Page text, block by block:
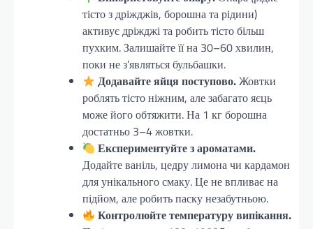
тісто з дріжджів, борошна та рідини)
активує дріжджі та робить тісто більш
пухким. Залишайте її на 30–60 хвилин,
поки не з’являться бульбашки.
Додавайте яйця поступово.Жовтки
роблять тісто ніжним, але забагато яєць
може його обтяжити. На 1 кг борошна
достатньо 3–4 жовтки.
Експериментуйте з ароматами.
Додайте ваніль, цедру лимона чи кардамон
для унікального смаку. Це не впливає на
підйом, але робить паску незабутньою.
Контролюйте температуру випікання.